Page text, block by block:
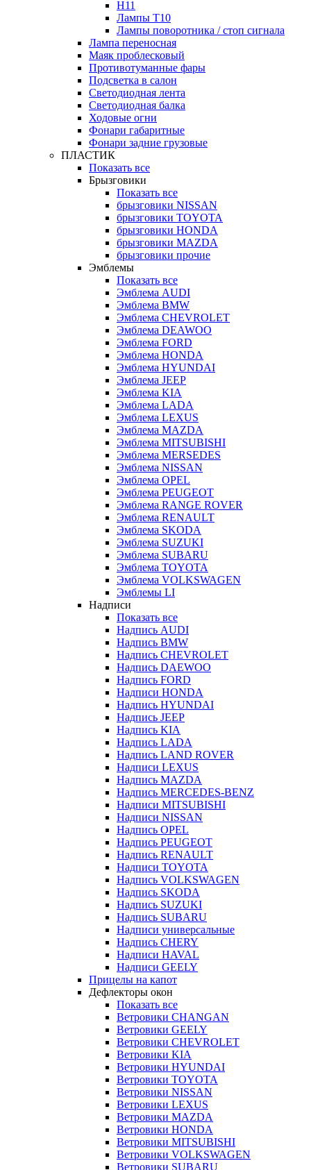
H11
Лампы Т10
Лампы поворотника / стоп сигнала
Лампа переносная
Маяк проблесковый
Противотуманные фары
Подсветка в салон
Светодиодная лента
Светодиодная балка
Ходовые огни
Фонари габаритные
Фонари задние грузовые
ПЛАСТИК
Показать все
Брызговики
Показать все
брызговики NISSAN
брызговики TOYOTA
брызговики HONDA
брызговики MAZDA
брызговики прочие
Эмблемы
Показать все
Эмблема AUDI
Эмблема BMW
Эмблема CHEVROLET
Эмблема DEAWOO
Эмблема FORD
Эмблема HONDA
Эмблема HYUNDAI
Эмблема JEEP
Эмблема KIA
Эмблема LADA
Эмблема LEXUS
Эмблема MAZDA
Эмблема MITSUBISHI
Эмблема MERSEDES
Эмблема NISSAN
Эмблема OPEL
Эмблема PEUGEOT
Эмблема RANGE ROVER
Эмблема RENAULT
Эмблема SKODA
Эмблема SUZUKI
Эмблема SUBARU
Эмблема TOYOTA
Эмблема VOLKSWAGEN
Эмблемы LI
Надписи
Показать все
Надпись AUDI
Надпись BMW
Надпись CHEVROLET
Надпись DAEWOO
Надпись FORD
Надписи HONDA
Надпись HYUNDAI
Надпись JEEP
Надпись KIA
Надпись LADA
Надпись LAND ROVER
Надписи LEXUS
Надпись MAZDA
Надпись MERCEDES-BENZ
Надписи MITSUBISHI
Надписи NISSAN
Надпись OPEL
Надпись PEUGEOT
Надпись RENAULT
Надписи TOYOTA
Надпись VOLKSWAGEN
Надпись SKODA
Надпись SUZUKI
Надпись SUBARU
Надписи универсальные
Надпись CHERY
Надписи HAVAL
Надписи GEELY
Прицелы на капот
Дефлекторы окон
Показать все
Ветровики CHANGAN
Ветровики GEELY
Ветровики CHEVROLET
Ветровики KIA
Ветровики HYUNDAI
Ветровики TOYOTA
Ветровики NISSAN
Ветровики LEXUS
Ветровики MAZDA
Ветровики HONDA
Ветровики MITSUBISHI
Ветровики VOLKSWAGEN
Ветровики SUBARU